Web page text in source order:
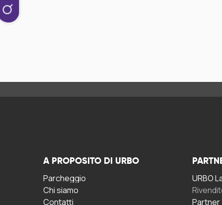
A PROPOSITO DI URBO
Parcheggio
Chi siamo
Contatti
URBO
Partner